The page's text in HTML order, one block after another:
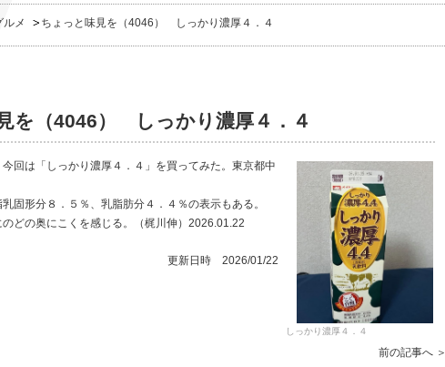
ルメ ちょっと味見を（4046） しっかり濃厚４．４
を（4046） しっかり濃厚４．４
しっかり濃厚４．４
回は「しっかり濃厚４．４」を買ってみた。東京都中
固形分８．５％、乳脂肪分４．４％の表示もある。
のどの奥にこくを感じる。（梶川伸）2026.01.22
更新日時 2026/01/22
前の記事へ ＞